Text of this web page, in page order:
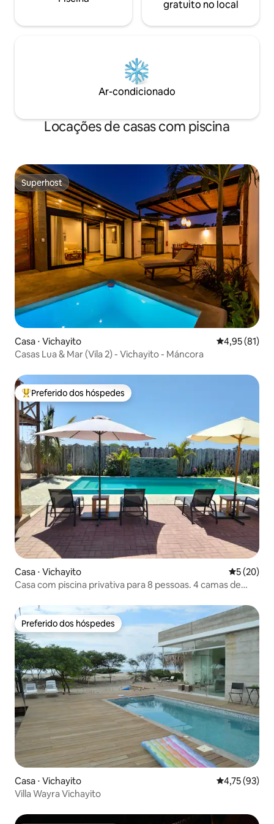
gratuito no local
Ar-condicionado
Locações de casas com piscina
Superhost
Superhost
Casa ⋅ Vichayito 4,95 de uma
4,95 (81)
Casas Lua & Mar (Vila 2) - Vichayito - Máncora
Entre os melhores preferidos dos hóspedes
Preferido dos hóspedes
Casa ⋅ Vichayito 5 de uma
5 (20)
Casa com piscina privativa para 8 pessoas. 4 camas de
Preferido dos hóspedes
Preferido dos hóspedes
Casa ⋅ Vichayito 4,75 de uma
4,75 (93)
Villa Wayra Vichayito